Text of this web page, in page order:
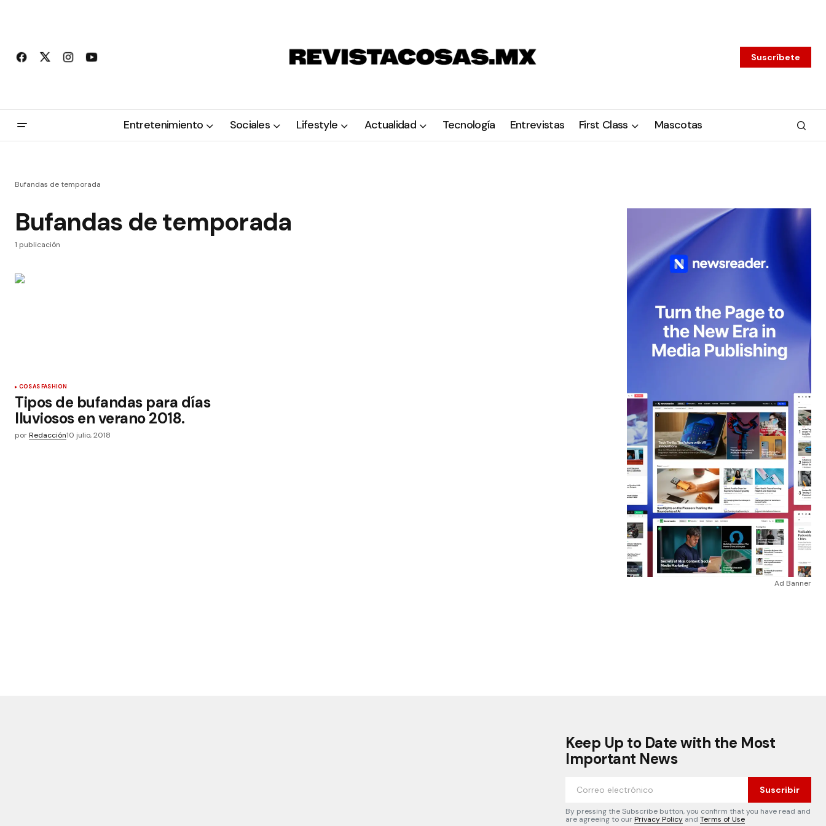
Suscríbete
Entretenimiento Sociales Lifestyle Actualidad Tecnología Entrevistas First Class Mascotas
Bufandas de temporada
Bufandas de temporada
1 publicación
COSAS FASHION
Tipos de bufandas para días
lluviosos en verano 2018.
porRedacción10 julio, 2018
Ad Banner
Keep Up to Date with the Most
Important News
Suscribir
By pressing the Subscribe button, you confirm that you have read and
are agreeing to ourPrivacy Policy and Terms of Use